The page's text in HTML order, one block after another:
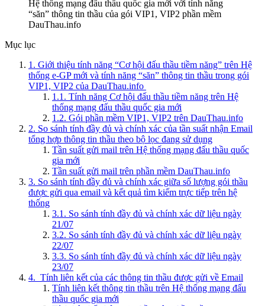
Mục lục
1. Giới thiệu tính năng “Cơ hội đấu thầu tiềm năng” trên Hệ
thống e-GP mới và tính năng “săn” thông tin thầu trong gói
VIP1, VIP2 của DauThau.info
1.1. Tính năng Cơ hội đấu thầu tiềm năng trên Hệ
thống mạng đấu thầu quốc gia mới
1.2. Gói phần mềm VIP1, VIP2 trên DauThau.info
2. So sánh tính đầy đủ và chính xác của tần suất nhận Email
tổng hợp thông tin thầu theo bộ lọc đang sử dụng
Tần suất gửi mail trên Hệ thống mạng đấu thầu quốc
gia mới
Tần suất gửi mail trên phần mềm DauThau.info
3. So sánh tính đầy đủ và chính xác giữa số lượng gói thầu
được gửi qua email và kết quả tìm kiếm trực tiếp trên hệ
thống
3.1. So sánh tính đầy đủ và chính xác dữ liệu ngày
21/07
3.2. So sánh tính đầy đủ và chính xác dữ liệu ngày
22/07
3.3. So sánh tính đầy đủ và chính xác dữ liệu ngày
23/07
4. Tính liên kết của các thông tin thầu được gửi về Email
Tính liên kết thông tin thầu trên Hệ thống mạng đấu
thầu quốc gia mới